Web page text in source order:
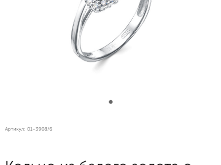
Артикул: 01-3908/6